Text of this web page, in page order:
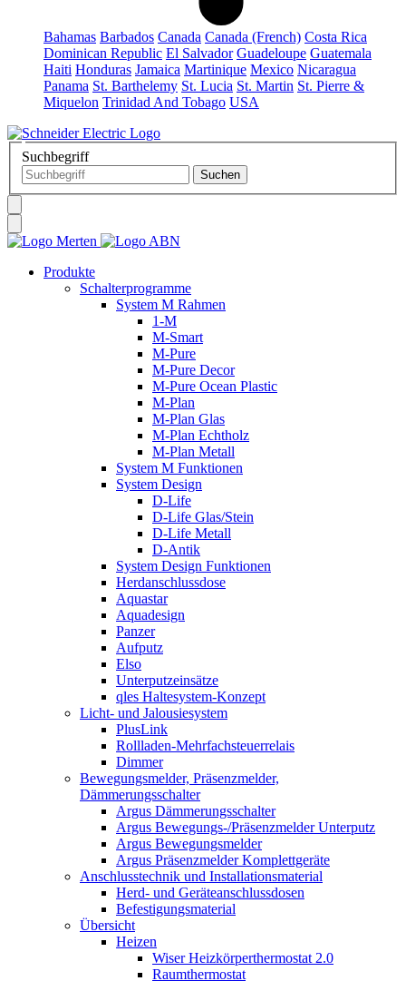
Bahamas Barbados Canada Canada (French) Costa Rica
Dominican Republic El Salvador Guadeloupe Guatemala
Haiti Honduras Jamaica Martinique Mexico Nicaragua
Panama St. Barthelemy St. Lucia St. Martin St. Pierre &
Miquelon Trinidad And Tobago USA
Suchbegriff
Produkte
Schalterprogramme
System M Rahmen
1-M
M-Smart
M-Pure
M-Pure Decor
M-Pure Ocean Plastic
M-Plan
M-Plan Glas
M-Plan Echtholz
M-Plan Metall
System M Funktionen
System Design
D-Life
D-Life Glas/Stein
D-Life Metall
D-Antik
System Design Funktionen
Herdanschlussdose
Aquastar
Aquadesign
Panzer
Aufputz
Elso
Unterputzeinsätze
qles Haltesystem-Konzept
Licht- und Jalousiesystem
PlusLink
Rollladen-Mehrfachsteuerrelais
Dimmer
Bewegungsmelder, Präsenzmelder,
Dämmerungsschalter
Argus Dämmerungsschalter
Argus Bewegungs-/Präsenzmelder Unterputz
Argus Bewegungsmelder
Argus Präsenzmelder Komplettgeräte
Anschlusstechnik und Installationsmaterial
Herd- und Geräteanschlussdosen
Befestigungsmaterial
Übersicht
Heizen
Wiser Heizkörperthermostat 2.0
Raumthermostat